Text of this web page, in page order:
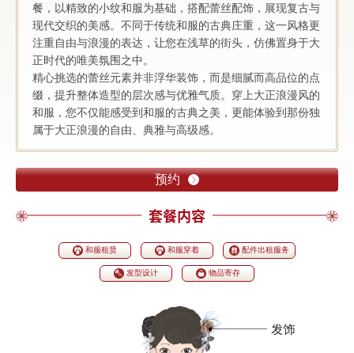
餐，以精致的小纹和服为基础，搭配蕾丝配饰，展现复古与
现代交织的美感。不同于传统和服的古典庄重，这一风格更
注重自由与浪漫的表达，让您在浅草的街头，仿佛置身于大
正时代的唯美氛围之中。
精心挑选的蕾丝元素并非浮华装饰，而是细腻而高品位的点
缀，提升整体造型的层次感与优雅气质。穿上大正浪漫风的
和服，您不仅能感受到和服的古典之美，更能体验到那份独
属于大正浪漫的自由、典雅与高级感。
预约
套餐内容
和服租赁 和服穿着 配件出租服务
发型设计 物品寄存